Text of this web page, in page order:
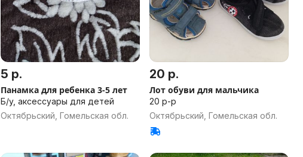
5 р.
Панамка для ребенка 3-5 лет
Б/у, аксессуары для детей
Октябрьский, Гомельская обл.
20 р.
Лот обуви для мальчика
20 р-р
Октябрьский, Гомельская обл.